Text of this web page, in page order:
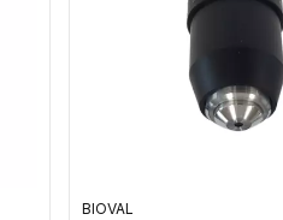
BIOVAL